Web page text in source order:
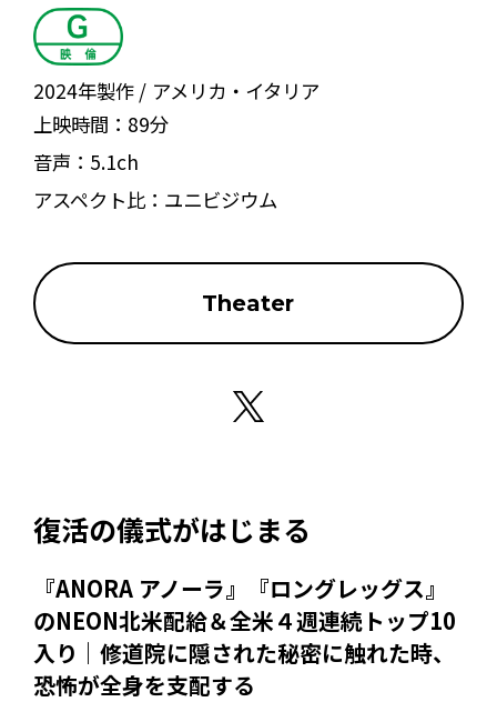
2024年製作
アメリカ・イタリア
上映時間： 89分
音声： 5.1ch
アスペクト比： ユニビジウム
Theater
復活の儀式がはじまる
『ANORA アノーラ』『ロングレッグス』
のNEON北⽶配給＆全⽶４週連続トップ10
⼊り｜修道院に隠された秘密に触れた時、
恐怖が全⾝を⽀配する